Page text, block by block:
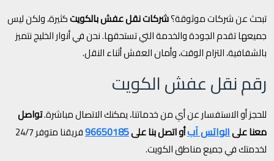
تبحث عن شركات موثوقة؟شركات نقل عفش بالكويتكثيرة، ولكن ليس
جميعها تقدم الجودة والخدمة التي تستحقها. نحن في أنوار الخليج نتميز
بالشفافية، التزام الوقت، وأمان العفش أثناء النقل.
رقم نقل عفش الكويت
للحجز أو الاستفسار عن أي من خدماتنا، يمكنك الاتصال مباشرة.تواصل
معنا علىالواتس آبأو اتصل بنا على96650185
فريقنا متوفر 24/7
لخدمتك في جميع مناطق الكويت.